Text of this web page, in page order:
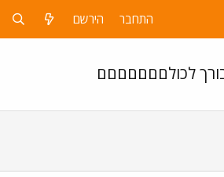
התחבר הירשם
לכולםםםםםםם